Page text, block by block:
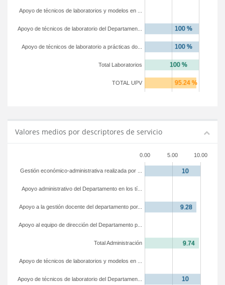
TOTAL UPV
Total Laboratorios
Apoyo de técnicos de laboratorio a prácticas do...
Apoyo de técnicos de laboratorio del Departamen...
Apoyo de técnicos de laboratorios y modelos en ...
Valores medios por descriptores de servicio
0.00 5.00 10.00
Apoyo de técnicos de laboratorio del Departamen...
Apoyo de técnicos de laboratorios y modelos en ...
Total Administración
Apoyo al equipo de dirección del Departamento p...
Apoyo a la gestión docente del departamento por...
Apoyo administrativo del Departamento en los tí...
Gestión económico-administrativa realizada por ...